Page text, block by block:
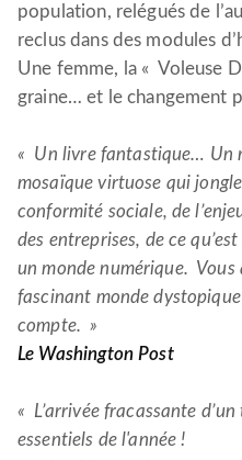
population, relégués de
reclus dans des modules
Une femme, la « Voleuse
graine… et le changement
« Un livre fantastique… Un
mosaïque virtuose qui
conformité sociale, de
des entreprises, de ce
un monde numérique. Vous
fascinant monde
compte. »
Le Washington Post
« L’arrivée fracassante
essentiels de l'année !